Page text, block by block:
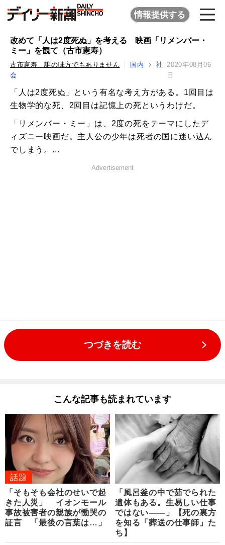
情報提供する
改めて「人は2度死ぬ」を考える 映画「リメンバー・
ミー」を観て（古市憲寿）
古市憲寿 誰の味方でもありません 国内
社
会
2020年08月06
日
「人は2度死ぬ」という有名な考え方がある。1回目は
生物学的な死、2回目は記憶上の死というわけだ。
「リメンバー・ミー」は、2度の死をテーマにしたデ
ィズニー映画だ。主人公の少年は死者の国に迷い込ん
でしまう。...
Advertisement
つづきを読む
こんな記事も読まれています
話題
「そもそも会社のせいで起
きた人災」 イオンモール
事故被害者の親族が慟哭の
証言 「最後の言葉は…」
「風呂釜の中で茹でられた
遺体もある。生易しい仕事
ではない――」【死の裏方
を知る「葬送の仕事師」た
ち】